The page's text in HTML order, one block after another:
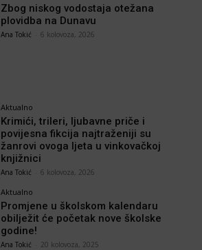
Zbog niskog vodostaja otežana
plovidba na Dunavu
Ana Tokić 6 kolovoza, 2026
Aktualno
Krimići, trileri, ljubavne priče i
povijesna fikcija najtraženiji su
žanrovi ovoga ljeta u vinkovačkoj
knjižnici
Ana Tokić 6 kolovoza, 2026
Aktualno
Promjene u školskom kalendaru
obilježit će početak nove školske
godine!
Ana Tokić 20 kolovoza, 2025